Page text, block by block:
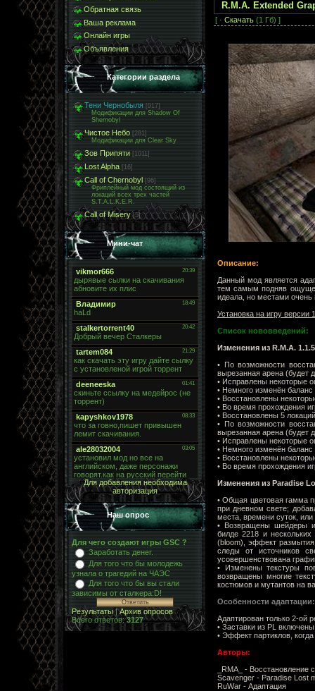
Обратная связь
Ваша реклама
Онлайн игры
Объявления
Категории раздела
Тени Чернобыля [917]
Модификации для Shadow Of
Shernobyl
Чистое Небо [281]
Модификации для Clear Sky
Зов Припяти [1011]
Lost Alpha [16]
Call of Chernobyl [96]
Фриплейный мод состоящий из
локаций всех трех частей
S.T.A.L.K.E.R.
Call of Misery [5]
Мини-чат
Для добавления необходима
авторизация
Наш опрос
Для чего создают игры GSC ?
Заработать денег.
Для того что бы молодежь
узнала о трагедий на ЧАЭС
Для того что бы вы стали
зависимы от сталкера:D!
Результаты|Архив опросов
Всего ответов:3127
R.M.A. Extended
[ · Скачать (1 Гб) ]
Описание:
Данный мод является
тем самым подняв
идеала, но местами очень
Установка на игру версии
Список нововведений:
Изменения из R.M.A. 1.1.5
• По возможности
вырезанная арена (будет
• Исправлены некоторые
• Немного изменён
• Восстановлены
• Во время прохождения
• Восстановлены 5
• По возможности
вырезанная арена (будет
• Исправлены некоторые
• Немного изменён
• Восстановлены
• Во время прохождения
Изменения из Paradise
• Общая цветовая гамма
при дневном свете;
места, времени суток,
• Возвращены шейдеры
билде 2218 и
(bloom), эффект
следы от источников
усовершенствована
• Изменены текстуры
возвращены многие
костюмов и мутантов на
Особенности адаптации:
Адаптирован только 2-ой
• Заставки из PL
• Эффект партиклов,
Авторы:
_RMA_ - Восстановление
Scavenger - Paradise Lost
RuWar - Адаптация